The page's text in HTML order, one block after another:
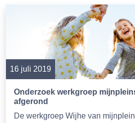
16 juli 2019
Onderzoek werkgroep
afgerond
De werkgroep Wijhe van